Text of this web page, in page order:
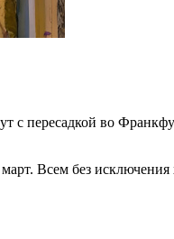
с пересадкой во
Всем без исключения